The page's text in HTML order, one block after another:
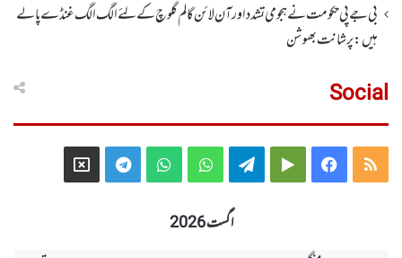
بی جے پی حکومت نے ہجومی تشدد اورآن لائن گالم گلوچ کے لئے الگ الگ غنڈے پالے
ہیں: پرشانت بھوشن
Social
RSS
Facebook
Google
Telegram
WhatsApp
WhatsApp
Telegram
X
اگست 2026